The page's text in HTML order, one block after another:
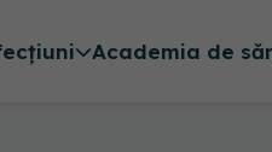
Academia de